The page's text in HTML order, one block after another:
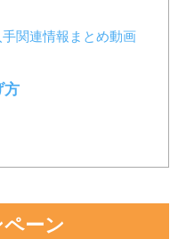
関連情報まとめ動画
方
ーン